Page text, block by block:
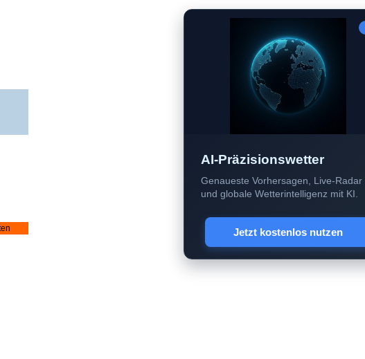
AI-Präzisionswetter
Genaueste Vorhersagen, Live-Radar
und globale Wetterintelligenz mit KI.
Jetzt kostenlos nutzen